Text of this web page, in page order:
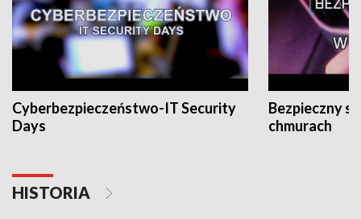
Cyberbezpieczeństwo-IT Security
Days
Bezpieczny
chmurach
HISTORIA